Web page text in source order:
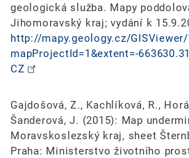
geologická služba. Mapy
Jihomoravský kraj; vydání k
http://mapy.geology.cz/GISViewer/
mapProjectId=1&extent=-
CZ
Gajdošová, Z., Kachlíková, R.,
Šanderová, J. (2015): Map
Moravskoslezský kraj, sheet
Praha: Ministerstvo životního